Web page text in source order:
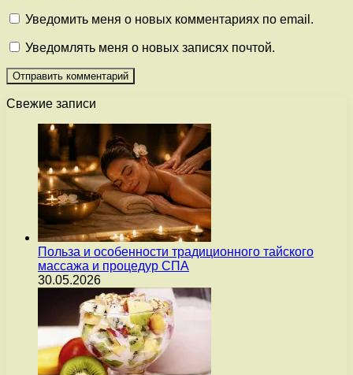
Уведомить меня о новых комментариях по email.
Уведомлять меня о новых записях почтой.
Свежие записи
Польза и особенности традиционного тайского
массажа и процедур СПА
30.05.2026